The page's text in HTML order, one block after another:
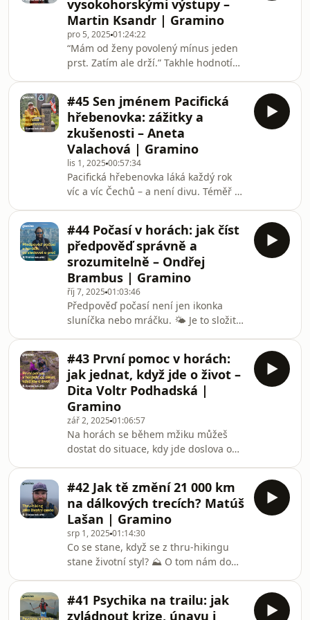
nejlepších zážitků. Přesně to jsou
extrémní závody Adventure Race.Do
nového dílu podcastu Život na treku
přijala pozvání Tereza Rudolfová –
multisportovkyně a závodnice tělem i
duší. Od skialpinismu přes
vysokohorskými výstupy –
Martin Ksandr | Gramino
pro 5, 2025 01:24:22
“Mám od ženy povolený mínus jeden
prst. Zatím ale drží.” Takhle hodnotí
dílu podcastu Život na treku. Martin
má za sebou řadu náročných expedic
v nejvyšších horách světa, včetně
několika úspěšných výstupů na
osmitisícovky. 🏔️ Zároveň je
licencovaný horský průvodce,
instruktor skalního lezení 🧗 a
spoluzakladatel brněnské dobr
#45 Sen jménem Pacifická
hřebenovka: zážitky a
zkušenosti – Aneta
Valachová | Gramino
lis 1, 2025 00:57:34
Pacifická hřebenovka láká každý rok
víc a víc Čechů – a není divu. Téměř 4
výhledy, fyzickou i mentální výzvu,
chvíle absolutního klidu i kamarádství
na celý život. 💛Tenhle díl podcastu
ale není praktický návod, jak se na
PCT připravit. Je to povídání o tom,
jaké to doopravdy je – očima letošní
absolventky Anety Valachové. S Anet
#44 Počasí v horách: jak číst
předpověď správně a
srozumitelně – Ondřej
Brambus | Gramino
říj 7, 2025 01:03:46
Předpověď počasí není jen ikonka
sluníčka nebo mráčku. 🌤️ Je to složitý
interpretaci. 📝 V horách se podmínky
mění z minuty na minutu — právě
proto je porozumění předpovědi v
náročném vysokohorském terénu
kritické, od plánování trasy a vybavení
až po rozhodování v průběhu
cesty.Hostem tohoto dílu podcastu
Život na treku je meteorolog
#43 První pomoc v horách:
jak jednat, když jde o život –
Dita Voltr Podhadská |
Gramino
zář 2, 2025 01:06:57
Na horách se během mžiku můžeš
dostat do situace, kdy jde doslova o
něčím takovým setkáš. První pomoc v
horském prostředí se zásadně liší tím,
že záchrana nepřijede za pár minut,
ale až za několik hodin nebo dokonce
dní. Právě o tom, jak se v těchto
chvílích zachovat a co dělat, přišla do
podcastu povídat záchranářka a lekt
#42 Jak tě změní 21 000 km
na dálkových trecích? Matúš
Lašan | Gramino
srp 1, 2025 01:14:30
Co se stane, když se z thru-hikingu
stane životní styl? ⛰️ O tom nám do
přechody se jednou nakazíš – a už ti
#41 Psychika na trailu: jak
zvládnout krize, únavu i